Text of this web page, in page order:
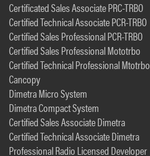
Certificated Sales Associate PRC-TRBO
Certified Technical Associate PCR-TRBO
Certified Sales Professional PCR-TRBO
Certified Sales Professional Mototrbo
Certified Technical Professional Mtotrbo
Cancopy
Dimetra Micro System
Dimetra Compact System
Certified Sales Associate Dimetra
Certified Technical Associate Dimetra
Professional Radio Licensed Developer